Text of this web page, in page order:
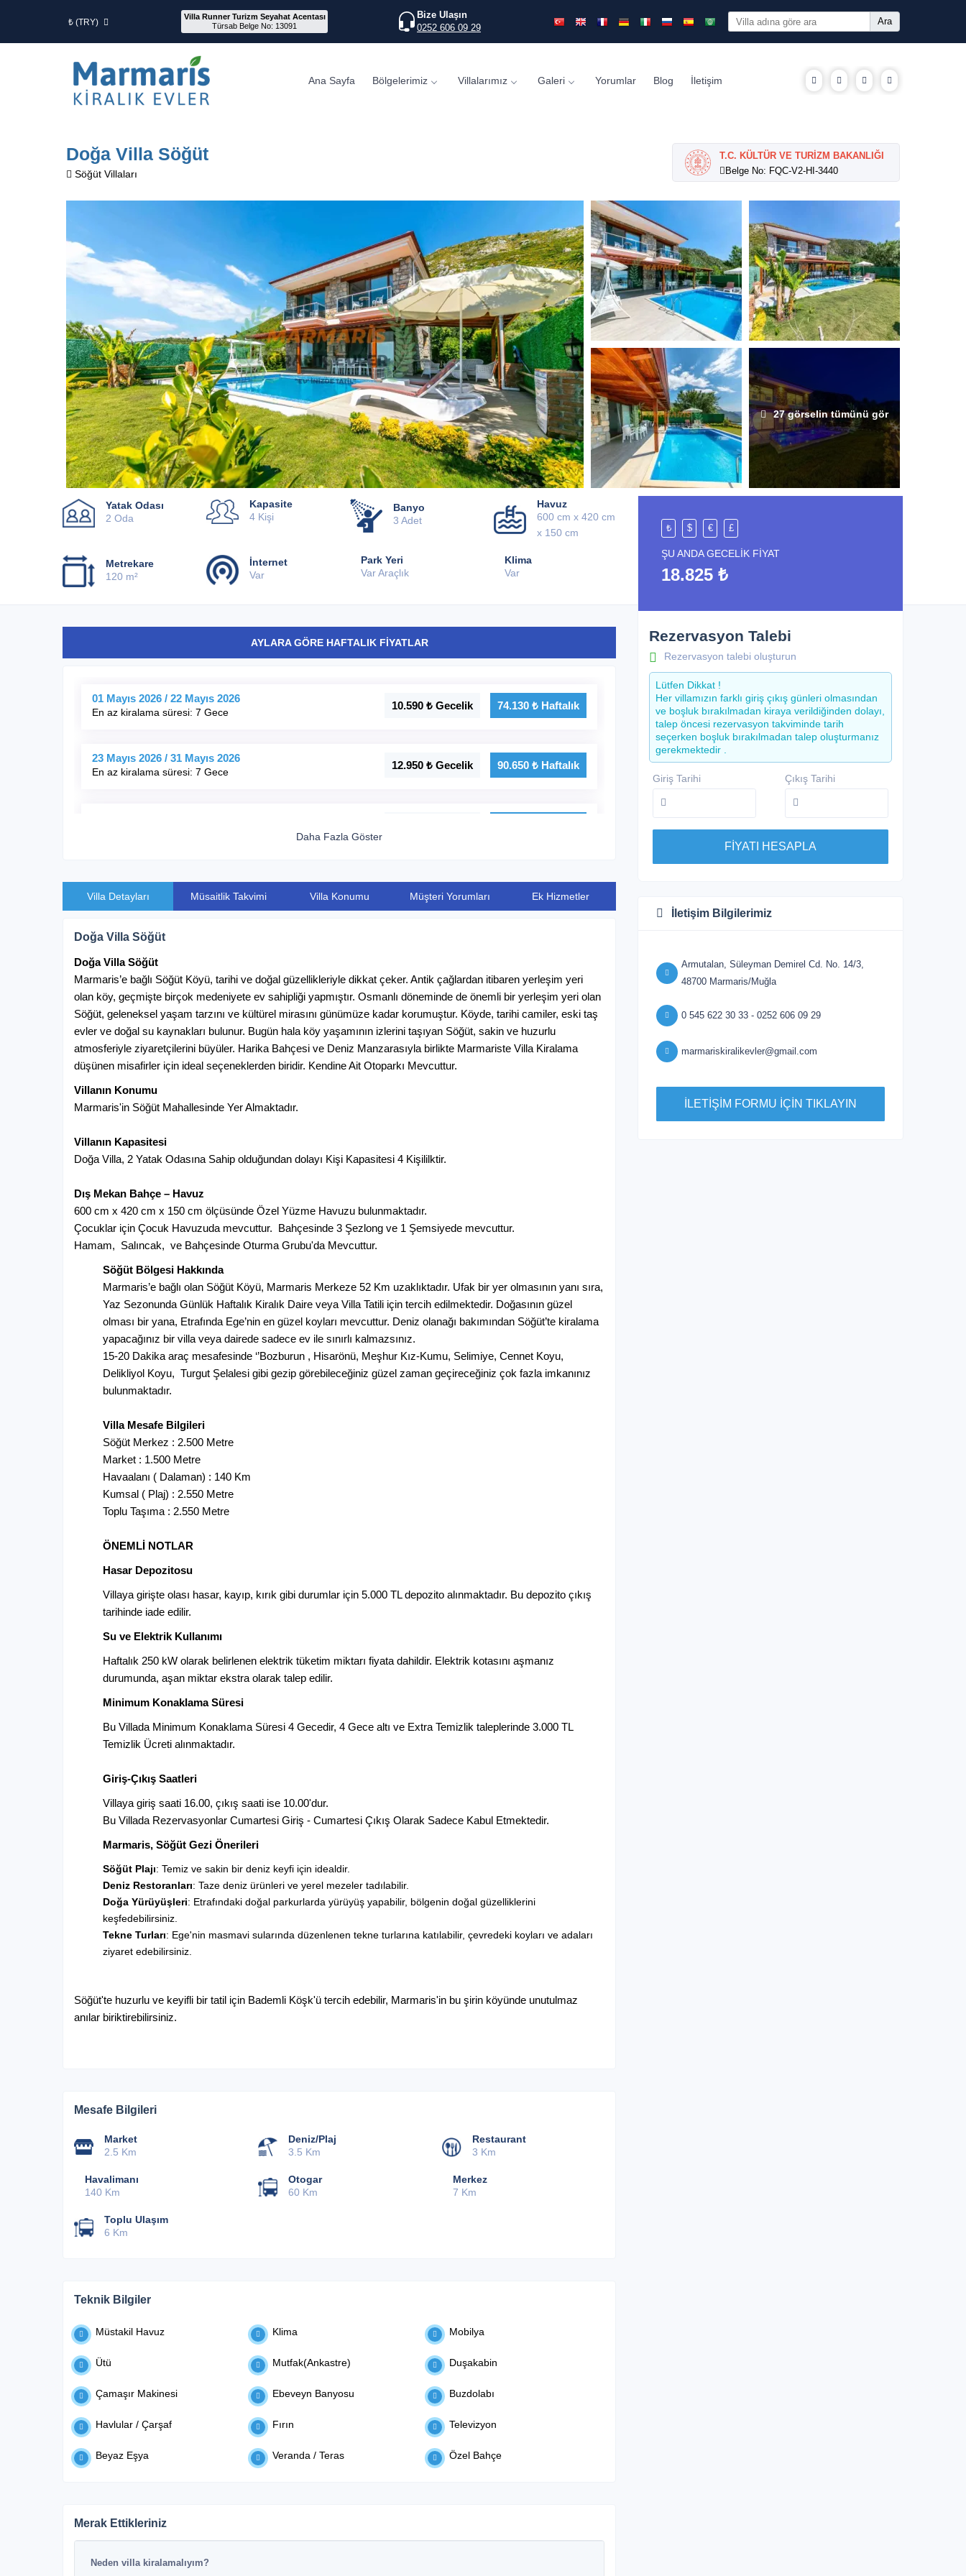
₺ (TRY)
Villa Runner Turizm Seyahat Acentası
Türsab Belge No: 13091
Bize Ulaşın
0252 606 09 29
Ara
Ana Sayfa Bölgelerimiz Villalarımız Galeri Yorumlar Blog İletişim
Doğa Villa Söğüt
Söğüt Villaları
T.C. KÜLTÜR VE TURİZM BAKANLIĞI
Belge No: FQC-V2-HI-3440
27 görselin tümünü gör
Yatak Odası
2 Oda
Kapasite
4 Kişi
Banyo
3 Adet
Havuz
600 cm x 420 cm
x 150 cm
Metrekare
120 m²
İnternet
Var
Park Yeri
Var Araçlık
Klima
Var
AYLARA GÖRE HAFTALIK FİYATLAR
01 Mayıs 2026 / 22 Mayıs 2026
En az kiralama süresi: 7 Gece
10.590 ₺ Gecelik 74.130 ₺ Haftalık
23 Mayıs 2026 / 31 Mayıs 2026
En az kiralama süresi: 7 Gece
12.950 ₺ Gecelik 90.650 ₺ Haftalık
En az kiralama süresi: 7 Gece
18.825 ₺ Gecelik 131.775 ₺ Haftalık
01 Eylül 2026 / 30 Eylül 2026
01 Ekim 2026 / 31 Ekim 2026
En az kiralama süresi: 7 Gece
10.588 ₺ Gecelik 74.116 ₺ Haftalık
Daha Fazla Göster
Villa Detayları Müsaitlik Takvimi Villa Konumu Müşteri Yorumları Ek Hizmetler
Doğa Villa Söğüt
Doğa Villa Söğüt
Marmaris’e bağlı Söğüt Köyü, tarihi ve doğal güzellikleriyle dikkat çeker. Antik çağlardan itibaren yerleşim yeri
olan köy, geçmişte birçok medeniyete ev sahipliği yapmıştır. Osmanlı döneminde de önemli bir yerleşim yeri olan
Söğüt, geleneksel yaşam tarzını ve kültürel mirasını günümüze kadar korumuştur. Köyde, tarihi camiler, eski taş
evler ve doğal su kaynakları bulunur. Bugün hala köy yaşamının izlerini taşıyan Söğüt, sakin ve huzurlu
atmosferiyle ziyaretçilerini büyüler. Harika Bahçesi ve Deniz Manzarasıyla birlikte Marmariste Villa Kiralama
düşünen misafirler için ideal seçeneklerden biridir. Kendine Ait Otoparkı Mevcuttur.
Villanın Konumu
Marmaris'in Söğüt Mahallesinde Yer Almaktadır.
Villanın Kapasitesi
Doğa Villa, 2 Yatak Odasına Sahip olduğundan dolayı Kişi Kapasitesi 4 Kişililktir.
Dış Mekan Bahçe – Havuz
600 cm x 420 cm x 150 cm ölçüsünde Özel Yüzme Havuzu bulunmaktadır.
Çocuklar için Çocuk Havuzuda mevcuttur. Bahçesinde 3 Şezlong ve 1 Şemsiyede mevcuttur.
Hamam, Salıncak, ve Bahçesinde Oturma Grubu'da Mevcuttur.
Söğüt Bölgesi Hakkında
Marmaris’e bağlı olan Söğüt Köyü, Marmaris Merkeze 52 Km uzaklıktadır. Ufak bir yer olmasının yanı sıra,
Yaz Sezonunda Günlük Haftalık Kiralık Daire veya Villa Tatili için tercih edilmektedir. Doğasının güzel
olması bir yana, Etrafında Ege’nin en güzel koyları mevcuttur. Deniz olanağı bakımından Söğüt’te kiralama
yapacağınız bir villa veya dairede sadece ev ile sınırlı kalmazsınız.
15-20 Dakika araç mesafesinde ‘’Bozburun , Hisarönü, Meşhur Kız-Kumu, Selimiye, Cennet Koyu,
Delikliyol Koyu, Turgut Şelalesi gibi gezip görebileceğiniz güzel zaman geçireceğiniz çok fazla imkanınız
bulunmaktadır.
Villa Mesafe Bilgileri
Söğüt Merkez : 2.500 Metre
Market : 1.500 Metre
Havaalanı ( Dalaman) : 140 Km
Kumsal ( Plaj) : 2.550 Metre
Toplu Taşıma : 2.550 Metre
ÖNEMLİ NOTLAR
Hasar Depozitosu
Villaya girişte olası hasar, kayıp, kırık gibi durumlar için 5.000 TL depozito alınmaktadır. Bu depozito çıkış
tarihinde iade edilir.
Su ve Elektrik Kullanımı
Haftalık 250 kW olarak belirlenen elektrik tüketim miktarı fiyata dahildir. Elektrik kotasını aşmanız
durumunda, aşan miktar ekstra olarak talep edilir.
Minimum Konaklama Süresi
Bu Villada Minimum Konaklama Süresi 4 Gecedir, 4 Gece altı ve Extra Temizlik taleplerinde 3.000 TL
Temizlik Ücreti alınmaktadır.
Giriş-Çıkış Saatleri
Villaya giriş saati 16.00, çıkış saati ise 10.00'dur.
Bu Villada Rezervasyonlar Cumartesi Giriş - Cumartesi Çıkış Olarak Sadece Kabul Etmektedir.
Marmaris, Söğüt Gezi Önerileri
Söğüt Plajı: Temiz ve sakin bir deniz keyfi için idealdir.
Deniz Restoranları: Taze deniz ürünleri ve yerel mezeler tadılabilir.
Doğa Yürüyüşleri: Etrafındaki doğal parkurlarda yürüyüş yapabilir, bölgenin doğal güzelliklerini
keşfedebilirsiniz.
Tekne Turları: Ege'nin masmavi sularında düzenlenen tekne turlarına katılabilir, çevredeki koyları ve adaları
ziyaret edebilirsiniz.
Söğüt'te huzurlu ve keyifli bir tatil için Bademli Köşk'ü tercih edebilir, Marmaris'in bu şirin köyünde unutulmaz
anılar biriktirebilirsiniz.
Mesafe Bilgileri
Market
2.5 Km
Deniz/Plaj
3.5 Km
Restaurant
3 Km
Havalimanı
140 Km
Otogar
60 Km
Merkez
7 Km
Toplu Ulaşım
6 Km
Teknik Bilgiler
Müstakil Havuz Klima Mobilya
Ütü Mutfak(Ankastre) Duşakabin
Çamaşır Makinesi Ebeveyn Banyosu Buzdolabı
Havlular / Çarşaf Fırın Televizyon
Beyaz Eşya Veranda / Teras Özel Bahçe
Merak Ettikleriniz
Neden villa kiralamalıyım?
₺ $ € £
ŞU ANDA GECELIK FIYAT
18.825 ₺
Rezervasyon Talebi
Rezervasyon talebi oluşturun
Lütfen Dikkat !
Her villamızın farklı giriş çıkış günleri olmasından
ve boşluk bırakılmadan kiraya verildiğinden dolayı,
talep öncesi rezervasyon takviminde tarih
seçerken boşluk bırakılmadan talep oluşturmanız
gerekmektedir .
Giriş Tarihi Çıkış Tarihi
FİYATI HESAPLA
İletişim Bilgilerimiz
Armutalan, Süleyman Demirel Cd. No. 14/3,
48700 Marmaris/Muğla
0 545 622 30 33 - 0252 606 09 29
marmariskiralikevler@gmail.com
İLETİŞİM FORMU İÇİN TIKLAYIN